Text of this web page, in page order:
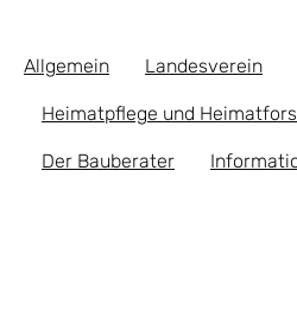
Allgemein Landesverein
Heimatpflege und
Der Bauberater